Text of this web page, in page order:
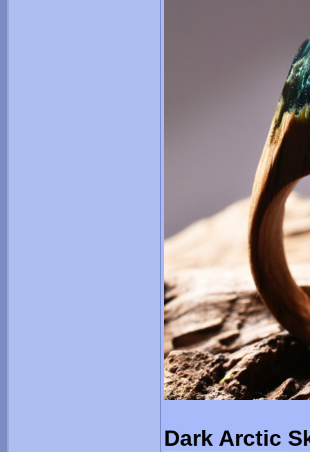
Dark Arctic